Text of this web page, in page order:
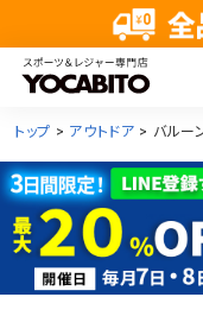
トップ アウトドア バルー